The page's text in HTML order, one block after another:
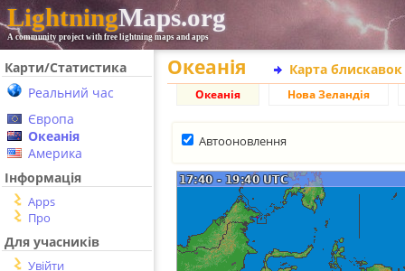
LightningMaps.org
A community project with free lightning maps and apps
Карти/Статистика
Реальний час
Європа
Океанія
Америка
Інформація
Apps
Про
Для учасників
Увійти
Океанія Карта
Океанія Нова Зеландія
Автооновлення